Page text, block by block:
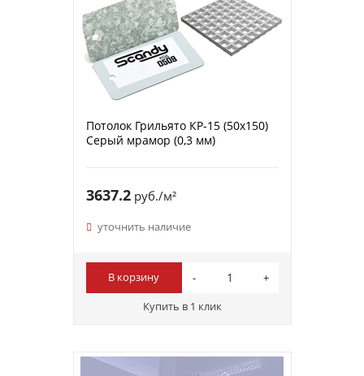
Потолок Грильято КР-15 (50х150)
Серый мрамор (0,3 мм)
3637.2руб./м²
уточнить наличие
В корзину
Купить в 1 клик